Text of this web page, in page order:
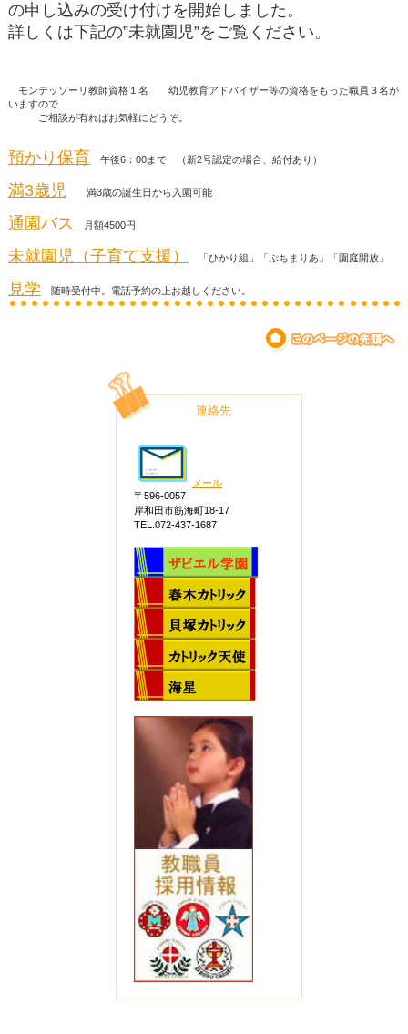
の申し込みの受け付けを開始しました。
詳しくは下記の”未就園児”をご覧ください。
モンテッソーリ教師資格１名 幼児教育アドバイザー等の資格をもった職員３名が
いますので
ご相談が有ればお気軽にどうぞ。
預かり保育 午後6：00まで （新2号認定の場合、給付あり）
満3歳児 満3歳の誕生日から入園可能
通園バス 月額4500円
未就園児（子育て支援） 「ひかり組」「ぷちまりあ」「園庭開放」
見学 随時受付中。電話予約の上お越しください。
連絡先
メール
〒596-0057
岸和田市筋海町18-17
TEL.072-437-1687